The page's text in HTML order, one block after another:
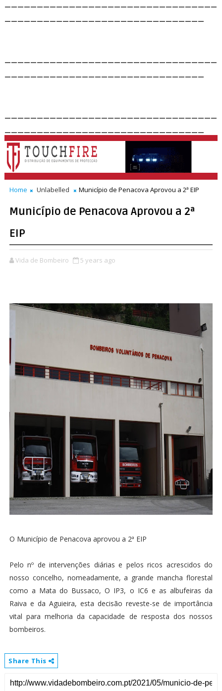
Home Unlabelled Município de Penacova Aprovou a 2ª EIP
Município de Penacova Aprovou a 2ª
EIP
Vida de Bombeiro 5 years ago
O Município de Penacova aprovou a 2ª EIP
Pelo nº de intervenções diárias e pelos ricos acrescidos do
nosso concelho, nomeadamente, a grande mancha florestal
como a Mata do Bussaco, O IP3, o IC6 e as albufeiras da
Raiva e da Aguieira, esta decisão reveste-se de importância
vital para melhoria da capacidade de resposta dos nossos
bombeiros.
Share This